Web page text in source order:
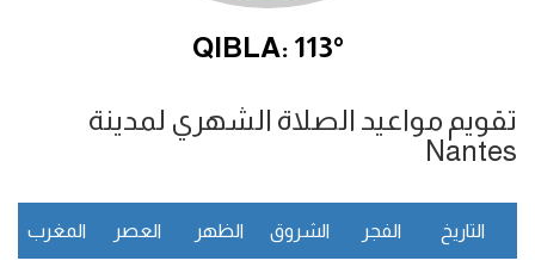
QIBLA: 113°
تقويم مواعيد الصلاة الشهري لمدينة
Nantes
التاريخ الفجر الشروق الظهر العصر المغرب